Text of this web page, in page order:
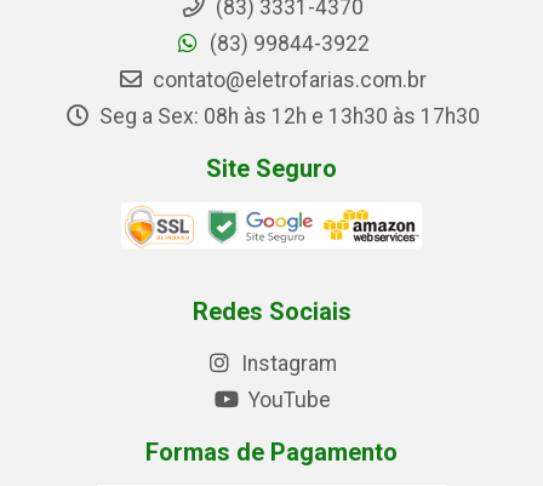
(83) 3331-4370
(83) 99844-3922
contato@eletrofarias.com.br
Seg a Sex: 08h às 12h e 13h30 às 17h30
Site Seguro
Redes Sociais
Instagram
YouTube
Formas de Pagamento